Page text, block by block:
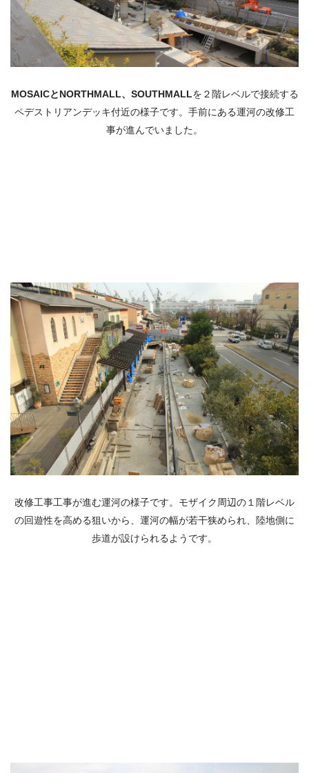
MOSAICとNORTHMALL、 SOUTHMALLを２階レベルで接続する
ペデストリアンデッキ付近の様子です。手前にある運河の改修工
事が進んでいました。
改修工事工事が進む運河の様子です。モザイク周辺の１階レベル
の回遊性を高める狙いから、運河の幅が若干狭められ、陸地側に
歩道が設けられるようです。